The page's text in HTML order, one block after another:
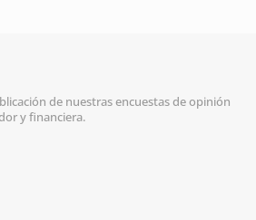
de nuestras encuestas de opinión
y financiera.